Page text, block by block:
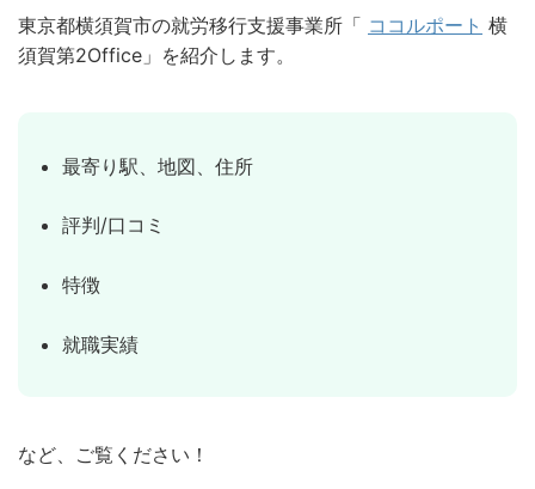
東京都横須賀市の就労移行支援事業所「 ココルポート 横
須賀第2Office」を紹介します。
最寄り駅、地図、住所
評判/口コミ
特徴
就職実績
など、ご覧ください！